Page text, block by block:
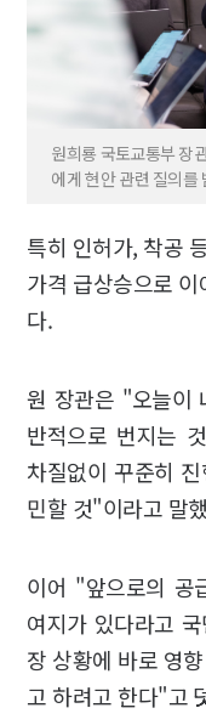
원희룡 국토교통부 장
에게 현안 관련 질의
특히 인허가, 착공
가격 급상승으로
다.
원 장관은 "오늘이
반적으로 번지는
차질없이 꾸준히
민할 것"이라고 말
이어 "앞으로의 공
여지가 있다라고
장 상황에 바로 영
고 하려고 한다"고